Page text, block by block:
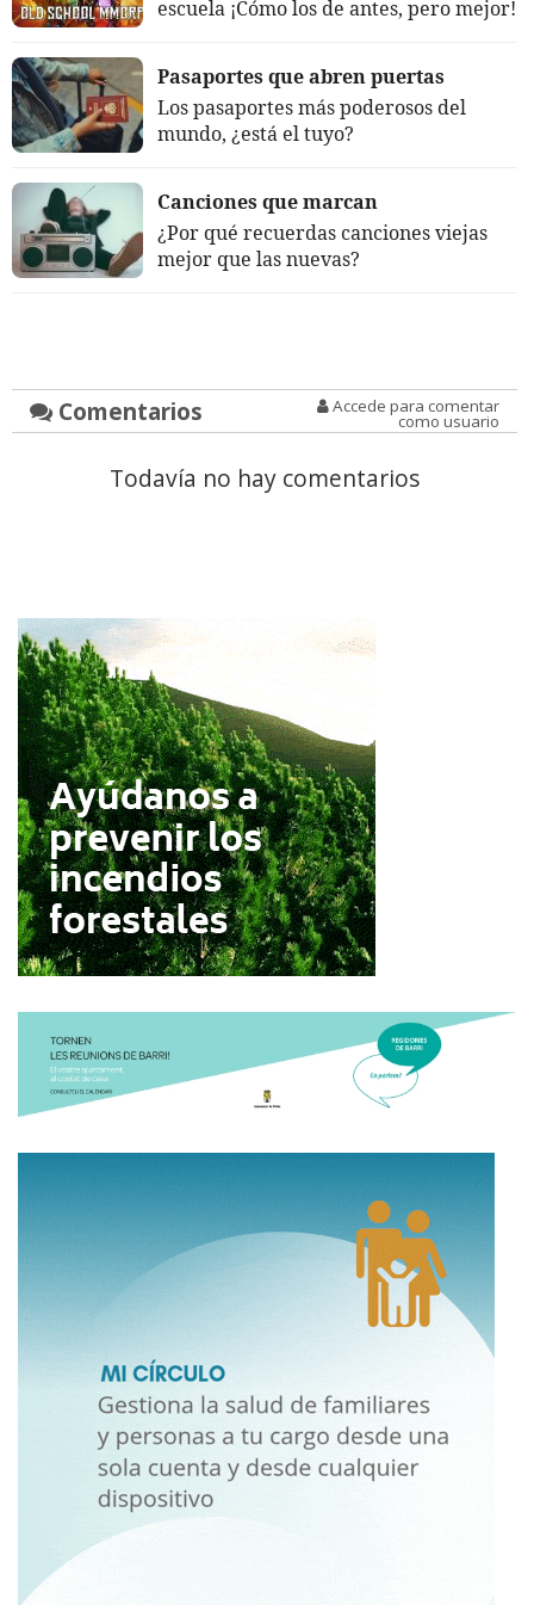
escuela ¡Cómo los de antes, pero mejor!
Pasaportes que abren puertas
Los pasaportes más poderosos del
mundo, ¿está el tuyo?
Canciones que marcan
¿Por qué recuerdas canciones viejas
mejor que las nuevas?
Comentarios Accede para comentar
como usuario
Todavía no hay comentarios